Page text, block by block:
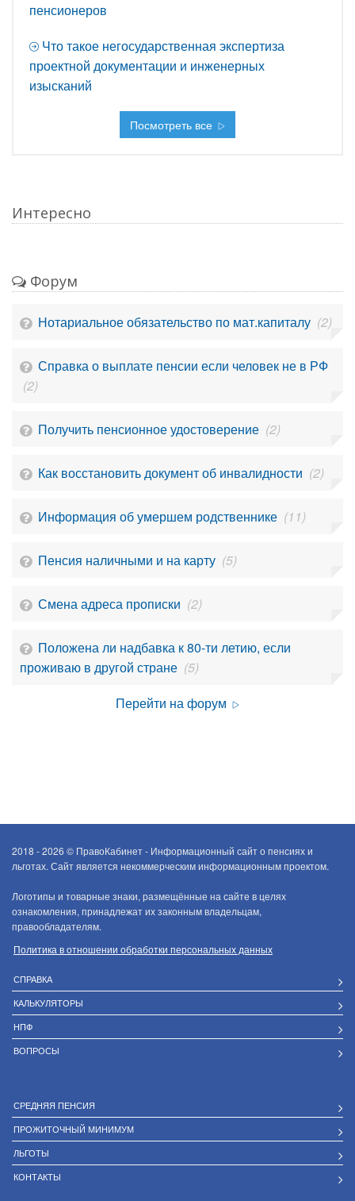
пенсионеров
Что такое негосударственная экспертиза
проектной документации и инженерных
изысканий
Посмотреть все
Интересно
Форум
Нотариальное обязательство по мат.капиталу (2)
Справка о выплате пенсии если человек не в РФ
(2)
Получить пенсионное удостоверение (2)
Как восстановить документ об инвалидности (2)
Информация об умершем родственнике (11)
Пенсия наличными и на карту (5)
Смена адреса прописки (2)
Положена ли надбавка к 80-ти летию, если
проживаю в другой стране (5)
Перейти на форум
2018 - 2026 © ПравоКабинет - Информационный сайт о пенсиях и
льготах. Сайт является некоммерческим информационным проектом.
Логотипы и товарные знаки, размещённые на сайте в целях
ознакомления, принадлежат их законным владельцам,
правообладателям.
Политика в отношении обработки персональных данных
СПРАВКА
КАЛЬКУЛЯТОРЫ
НПФ
ВОПРОСЫ
СРЕДНЯЯ ПЕНСИЯ
ПРОЖИТОЧНЫЙ МИНИМУМ
ЛЬГОТЫ
КОНТАКТЫ